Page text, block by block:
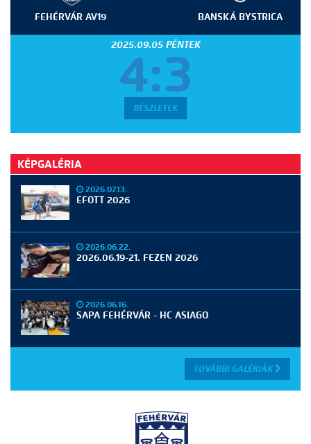
FEHÉRVÁR AV19 BANSKÁ BYSTRICA
2025.09.05 PÉNTEK
4:3
RÉSZLETEK
KÉPGALÉRIA
2026.07.13.
EFOTT 2026
2026.06.22.
2026.06.19-21. FEZEN 2026
2026.06.16.
SAPA FEHÉRVÁR - HC ASIAGO
TOVÁBBI GALÉRIÁK